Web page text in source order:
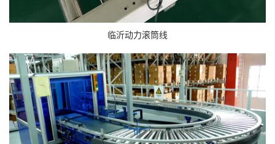
临沂动力滚筒线